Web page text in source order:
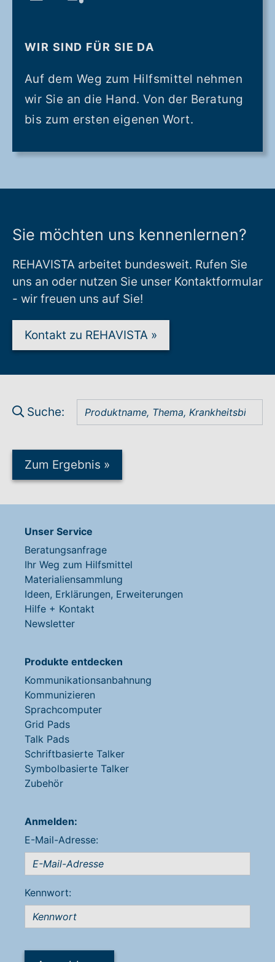
WIR SIND FÜR SIE DA
Auf dem Weg zum Hilfsmittel nehmen
wir Sie an die Hand. Von der Beratung
bis zum ersten eigenen Wort.
Sie möchten uns kennenlernen?
REHAVISTA arbeitet bundesweit. Rufen Sie
uns an oder nutzen Sie unser Kontaktformular
- wir freuen uns auf Sie!
Kontakt zu REHAVISTA »
Suche:
Zum Ergebnis »
Unser Service
Beratungsanfrage
Ihr Weg zum Hilfsmittel
Materialiensammlung
Ideen, Erklärungen, Erweiterungen
Hilfe + Kontakt
Newsletter
Produkte entdecken
Kommunikationsanbahnung
Kommunizieren
Sprachcomputer
Grid Pads
Talk Pads
Schriftbasierte Talker
Symbolbasierte Talker
Zubehör
Anmelden:
E-Mail-Adresse:
Kennwort: